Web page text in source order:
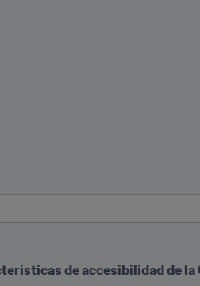
de accesibilidad de la